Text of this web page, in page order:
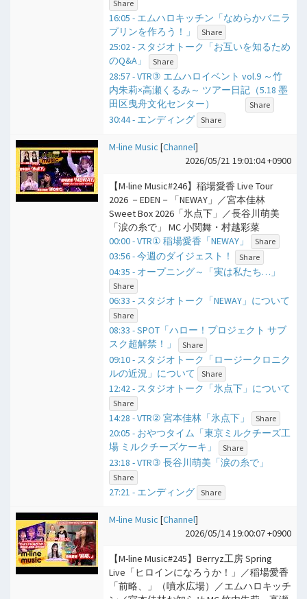
Share
16:05 - エムハロキッチン「なめらかバニラ
プリンを作ろう！」
Share
25:02 - スタジオトーク「お互いを知るため
のQ&A」
Share
28:57 - VTR③ エムハロイベント vol.9 ～竹
内朱莉×高瀬くるみ～ ツアー日記（5.18 墨
田区曳舟文化センター）
Share
30:44 - エンディング Share
M-line Music [Channel]
2026/05/21 19:01:04 +0900
【M-line Music#246】稲場愛香 Live Tour
2026 －EDEN－「NEWAY」／宮本佳林
Sweet Box 2026「氷点下」／長谷川萌美
「涙の糸で」 MC 小関舞・村越彩菜
00:00 - VTR① 稲場愛香「NEWAY」
Share
03:56 - 今週のダイジェスト！ Share
04:35 - オープニング～「実は私たち…」
Share
06:33 - スタジオトーク「NEWAY」について
Share
08:33 - SPOT「ハロー！プロジェクト サブ
スク超解禁！」
Share
09:10 - スタジオトーク「ロージークロニク
ルの近況」について
Share
12:42 - スタジオトーク「氷点下」について
Share
14:28 - VTR② 宮本佳林「氷点下」 Share
20:05 - おやつタイム「東京ミルクチーズ工
場 ミルクチーズケーキ」
Share
23:18 - VTR③ 長谷川萌美「涙の糸で」
Share
27:21 - エンディング Share
M-line Music [Channel]
2026/05/14 19:00:07 +0900
【M-line Music#245】Berryz工房 Spring
Live「ヒロインになろうか！」／稲場愛香
「前略、」（噴水広場）／エムハロキッチ